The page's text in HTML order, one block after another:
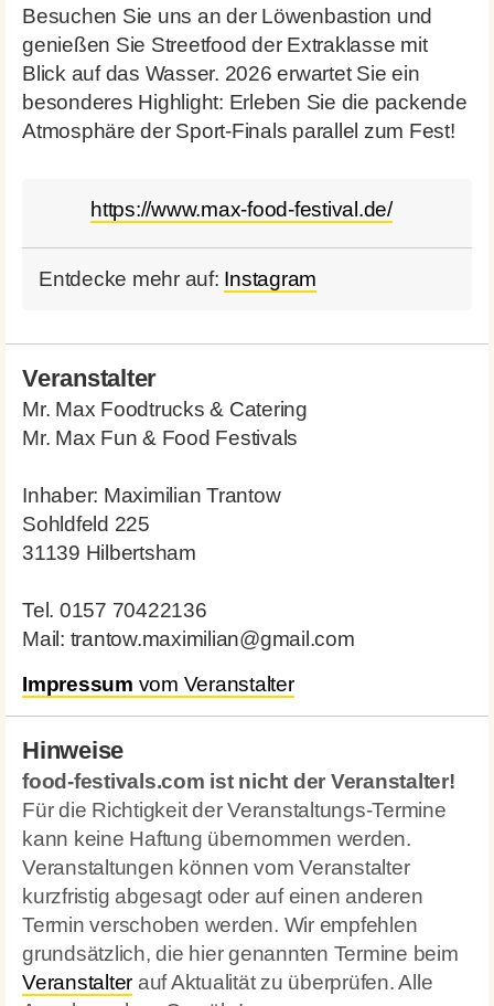
Besuchen Sie uns an der Löwenbastion und
genießen Sie Streetfood der Extraklasse mit
Blick auf das Wasser. 2026 erwartet Sie ein
besonderes Highlight: Erleben Sie die packende
Atmosphäre der Sport-Finals parallel zum Fest!
https://www.max-food-festival.de/
Entdecke mehr auf: Instagram
Veranstalter
Mr. Max Foodtrucks & Catering
Mr. Max Fun & Food Festivals
Inhaber: Maximilian Trantow
Sohldfeld 225
31139 Hilbertsham
Tel. 0157 70422136
Mail: trantow.maximilian@gmail.com
Impressum vom Veranstalter
Hinweise
food-festivals.com ist nicht der Veranstalter!
Für die Richtigkeit der Veranstaltungs-Termine
kann keine Haftung übernommen werden.
Veranstaltungen können vom Veranstalter
kurzfristig abgesagt oder auf einen anderen
Termin verschoben werden. Wir empfehlen
grundsätzlich, die hier genannten Termine beim
Veranstalter auf Aktualität zu überprüfen. Alle